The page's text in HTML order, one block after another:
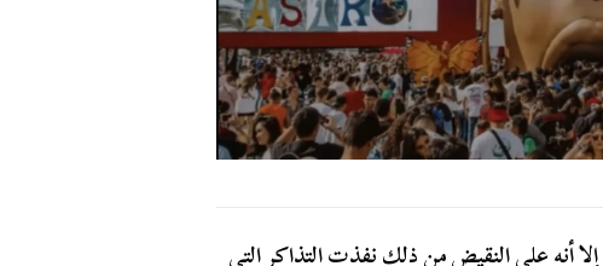
أنه على النقيض من ذلك نفذت التذاكر التي